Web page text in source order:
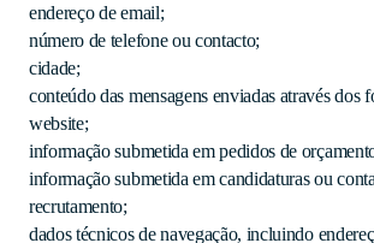
endereço de email;
número de telefone ou contacto;
cidade;
conteúdo das mensagens enviadas através dos
website;
informação submetida em pedidos de
informação submetida em candidaturas ou
recrutamento;
dados técnicos de navegação, incluindo